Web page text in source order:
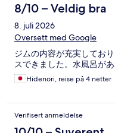
8/10 – Veldig bra
8. juli 2026
Oversett med Google
ジムの内容が充実してお
スできました。水風呂があ
Hidenori, reise på 4 netter
Verifisert anmeldelse